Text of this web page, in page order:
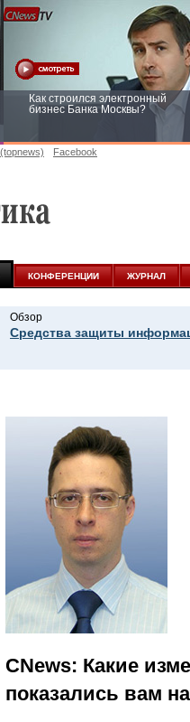
Как строился электронный
бизнес Банка Москвы?
Facebook
КОНФЕРЕНЦИИ ЖУРНАЛ
Обзор
Средства защиты
CNews: Какие
показались вам